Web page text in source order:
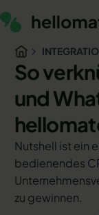
So
und
Nutshell ist ein
bedienendes
zu gewinnen.